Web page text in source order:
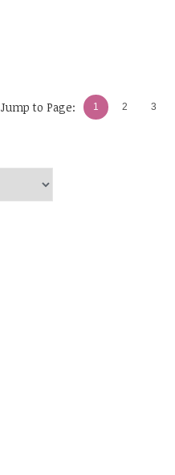
1 2 3
Jump to Page: